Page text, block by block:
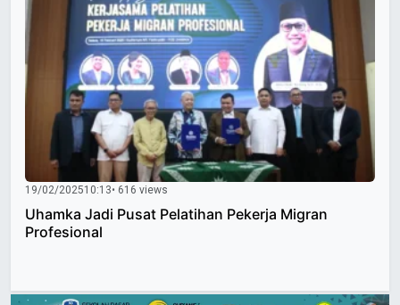
19/02/202510:13• 616 views
Uhamka Jadi Pusat Pelatihan Pekerja Migran
Profesional